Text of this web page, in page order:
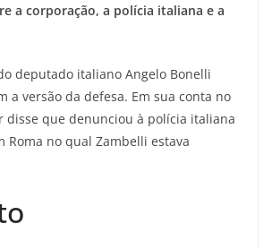
a corporação, a polícia italiana e a
deputado italiano Angelo Bonelli
a versão da defesa. Em sua conta no
disse que denunciou à polícia italiana
Roma no qual Zambelli estava